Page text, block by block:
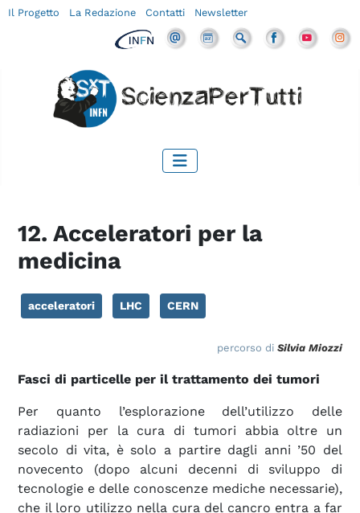
Il Progetto La Redazione Contatti Newsletter
12. Acceleratori per la
medicina
acceleratori LHC CERN
percorso di Silvia Miozzi
Fasci di particelle per il trattamento dei tumori
Per quanto l’esplorazione dell’utilizzo delle
radiazioni per la cura di tumori abbia oltre un
secolo di vita, è solo a partire dagli anni ’50 del
novecento (dopo alcuni decenni di sviluppo di
tecnologie e delle conoscenze mediche necessarie),
che il loro utilizzo nella cura del cancro entra a far